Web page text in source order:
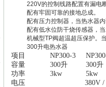
220V的控制线路配置有漏电
配有牢固可靠的接地总成。
配有压力控制器，当热水器
配有低水位防干烧传感器，
机械型TP阀超温超压保护。
300升电热水器
项目 NP300-3
容量
300升
300升
功率
3kw
5kw
电压
380V